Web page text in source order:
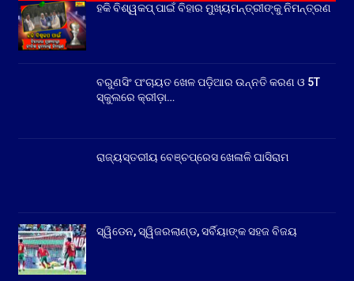
ହକି ବିଶ୍ୱକପ୍ ପାଇଁ ବିହାର ମୁଖ୍ୟମନ୍ତ୍ରୀଙ୍କୁ ନିମନ୍ତ୍ରଣ
ବରୁଣସିଂ ପଂଚାୟତ ଖେଳ ପଡ଼ିଆର ଉନ୍ନତି କରଣ ଓ 5T
ସ୍କୁଲରେ କ୍ରୀଡ଼ା…
ରାଜ୍ୟସ୍ତରୀୟ ବେଞ୍ଚପ୍ରେସ ଖେଳାଳି ଘାସିରାମ
ସ୍ୱିଡେନ, ସ୍ୱିଜରଲାଣ୍ଡ, ସର୍ବିୟାଙ୍କ ସହଜ ବିଜୟ